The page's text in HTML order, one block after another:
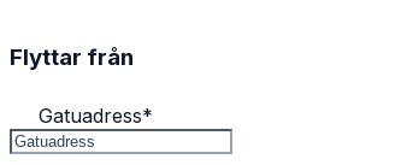
Flyttar från
Gatuadress*